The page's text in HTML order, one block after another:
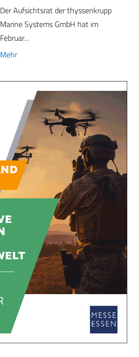
Der Aufsichtsrat der thyssenkrupp
Marine Systems GmbH hat im
Februar…
Mehr